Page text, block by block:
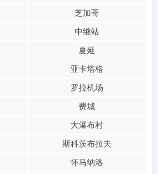
芝加哥
中继站
夏延
亚卡塔格
罗拉机场
费城
大瀑布村
斯科茨布拉夫
怀马纳洛